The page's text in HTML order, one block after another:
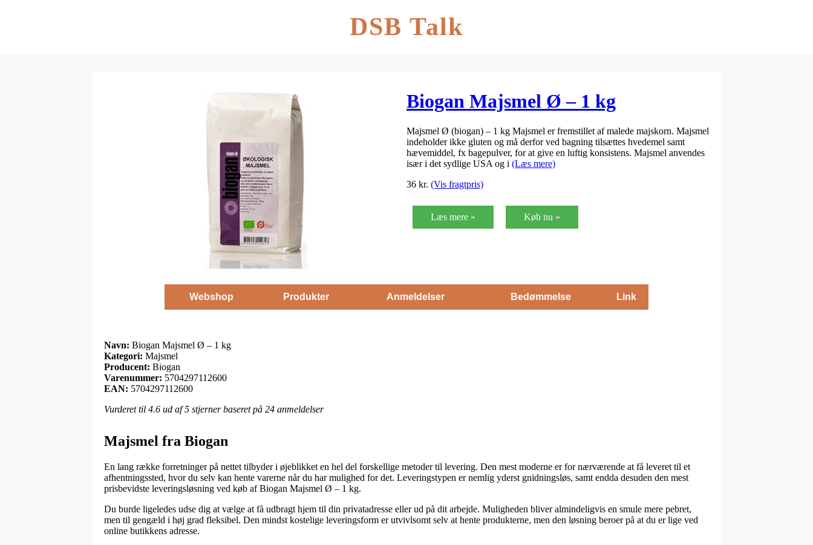
DSB Talk
Biogan Majsmel Ø – 1 kg
Majsmel Ø (biogan) – 1 kg Majsmel er fremstillet af malede majskorn. Majsmel
indeholder ikke gluten og må derfor ved bagning tilsættes hvedemel samt
hævemiddel, fx bagepulver, for at give en luftig konsistens. Majsmel anvendes
især i det sydlige USA og i (Læs mere)
36 kr. (Vis fragtpris)
Læs mere » Køb nu »
Webshop Produkter Anmeldelser Bedømmelse Link
Navn: Biogan Majsmel Ø – 1 kg
Kategori: Majsmel
Producent: Biogan
Varenummer: 5704297112600
EAN: 5704297112600
Vurderet til 4.6 ud af 5 stjerner baseret på 24 anmeldelser
Majsmel fra Biogan
En lang række forretninger på nettet tilbyder i øjeblikket en hel del forskellige metoder til levering. Den mest moderne er for nærværende at få leveret til et
afhentningssted, hvor du selv kan hente varerne når du har mulighed for det. Leveringstypen er nemlig yderst gnidningsløs, samt endda desuden den mest
prisbevidste leveringsløsning ved køb af Biogan Majsmel Ø – 1 kg.
Du burde ligeledes udse dig at vælge at få udbragt hjem til din privatadresse eller ud på dit arbejde. Muligheden bliver almindeligvis en smule mere pebret,
men til gengæld i høj grad fleksibel. Den mindst kostelige leveringsform er utvivlsomt selv at hente produkterne, men den løsning beroer på at du er lige ved
online butikkens adresse.